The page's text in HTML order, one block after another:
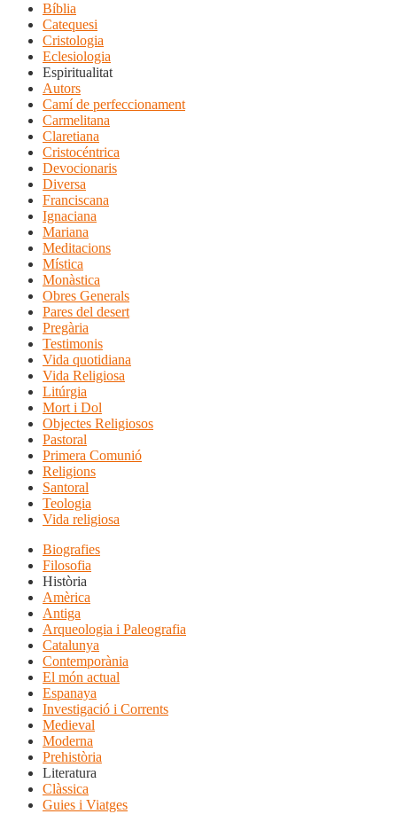
Bíblia
Catequesi
Cristologia
Eclesiologia
Espiritualitat
Autors
Camí de perfeccionament
Carmelitana
Claretiana
Cristocéntrica
Devocionaris
Diversa
Franciscana
Ignaciana
Mariana
Meditacions
Mística
Monàstica
Obres Generals
Pares del desert
Pregària
Testimonis
Vida quotidiana
Vida Religiosa
Litúrgia
Mort i Dol
Objectes Religiosos
Pastoral
Primera Comunió
Religions
Santoral
Teologia
Vida religiosa
Biografies
Filosofia
Història
Amèrica
Antiga
Arqueologia i Paleografia
Catalunya
Contemporània
El món actual
Espanaya
Investigació i Corrents
Medieval
Moderna
Prehistòria
Literatura
Clàssica
Guies i Viatges